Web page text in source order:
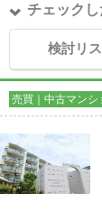
チェック
検討リ
売買｜中古マンシ